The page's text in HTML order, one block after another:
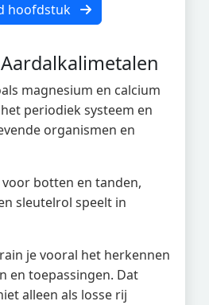
hoofdstuk
magnesium en calcium
periodiek systeem en
organismen en
voor botten en tanden,
sleutelrol speelt in
je vooral het herkennen
en toepassingen. Dat
alleen als losse rij